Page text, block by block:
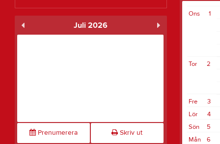
Juli 2026
Prenumerera Skriv ut
1
Ons
2
Tor
3
Fre
4
Lör
5
Sön
6
Mån